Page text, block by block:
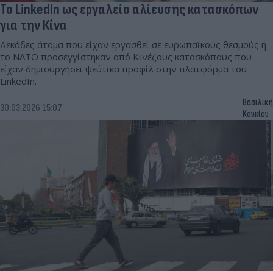
Το LinkedIn ως εργαλείο αλίευσης κατασκόπων
για την Κίνα
Δεκάδες άτομα που είχαν εργασθεί σε ευρωπαϊκούς θεσμούς ή
το ΝΑΤΟ προσεγγίστηκαν από Κινέζους κατασκόπους που
είχαν δημιουργήσει ψεύτικα προφίλ στην πλατφόρμα του
LinkedIn.
30.03.2026 15:07
Βασιλική
Κουκίου